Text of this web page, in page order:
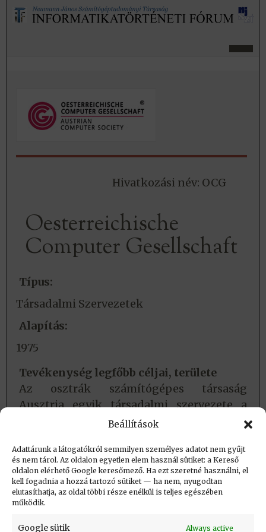
Beállítások
Adattárunk a látogatókról semmilyen személyes adatot nem gyűjt
és nem tárol. Az oldalon egyetlen elem használ sütiket: a Kereső
oldalon elérhető Google keresőmező. Ha ezt szeretné használni, el
kell fogadnia a hozzá tartozó sütiket — ha nem, nyugodtan
elutasíthatja, az oldal többi része enélkül is teljes egészében
működik.
Google sütik Always active
Hivatkozási név: OCG
Oesterreichische
Computer Gesellschaft
Típus:
Társadalmi Szervezetek
Alapítás:
1975
Tevékenység legfőbb céljai, területe
Az osztrák számítógépes társaság
Ausztria egyik társadalmi szervezete a
számítástechnika területén. Ausztriát e
Létrehozva: 2018.02.02. 15:26
Utolsó módosítás: 2018.02.02. 16:07